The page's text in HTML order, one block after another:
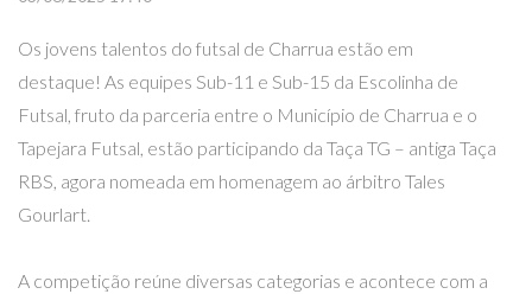
Os jovens talentos do futsal de Charrua estão em
destaque! As equipes Sub-11 e Sub-15 da Escolinha de
Futsal, fruto da parceria entre o Município de Charrua e o
Tapejara Futsal, estão participando da Taça TG – antiga Taça
RBS, agora nomeada em homenagem ao árbitro Tales
Gourlart.
A competição reúne diversas categorias e acontece com a